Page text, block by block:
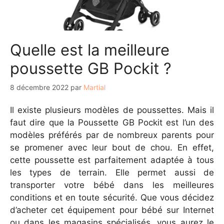
Quelle est la meilleure
poussette GB Pockit ?
8 décembre 2022 par Martial
Il existe plusieurs modèles de poussettes. Mais il
faut dire que la Poussette GB Pockit est l’un des
modèles préférés par de nombreux parents pour
se promener avec leur bout de chou. En effet,
cette poussette est parfaitement adaptée à tous
les types de terrain. Elle permet aussi de
transporter votre bébé dans les meilleures
conditions et en toute sécurité. Que vous décidez
d’acheter cet équipement pour bébé sur Internet